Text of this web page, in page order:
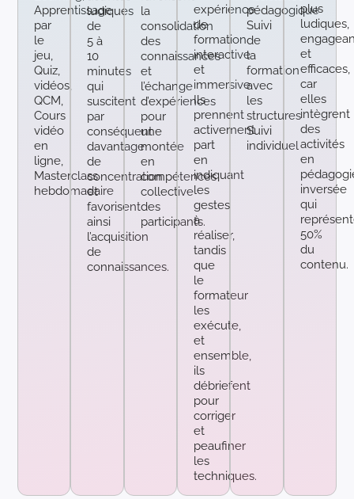
Apprentissage
par
le
jeu,
Quiz,
vidéos,
QCM,
Cours
vidéo
en
ligne,
Masterclass
hebdomadaire
ludiques
de
5 à
10
minutes
qui
suscitent
par
conséquent
davantage
de
concentration
et
favorisent
ainsi
l’acquisition
de
connaissances.
la
consolidation
des
connaissances
et
l’échange
d’expériences
pour
une
montée
en
compétences
collective
des
participants.
expérience
de
formation
interactive
et
immersive.
Ils
prennent
activement
part
en
indiquant
les
gestes
à
réaliser,
tandis
que
le
formateur
les
exécute,
et
ensemble,
ils
débriefent
pour
corriger
et
peaufiner
les
techniques.
pédagogique
Suivi
de
la
formation
avec
les
structures
Suivi
individuel
plus
ludiques,
et
efficaces,
car
elles
intègrent
des
activités
en
inversée
qui
50%
du
contenu.